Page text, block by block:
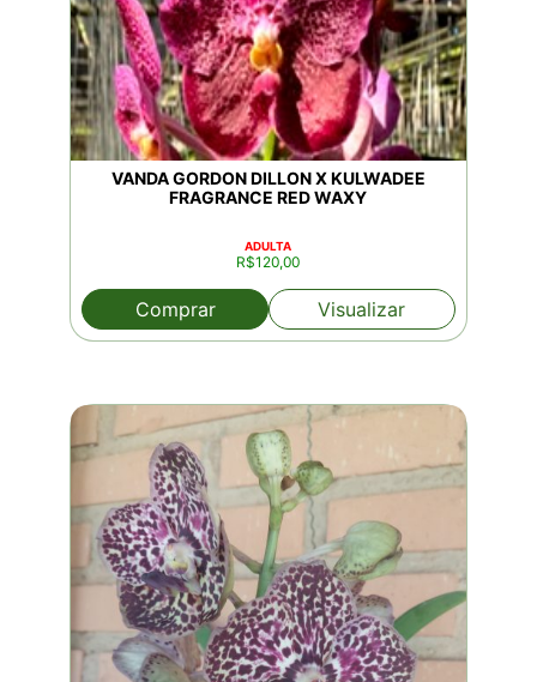
VANDA GORDON DILLON X KULWADEE
FRAGRANCE RED WAXY
ADULTA
R$120,00
Comprar Visualizar